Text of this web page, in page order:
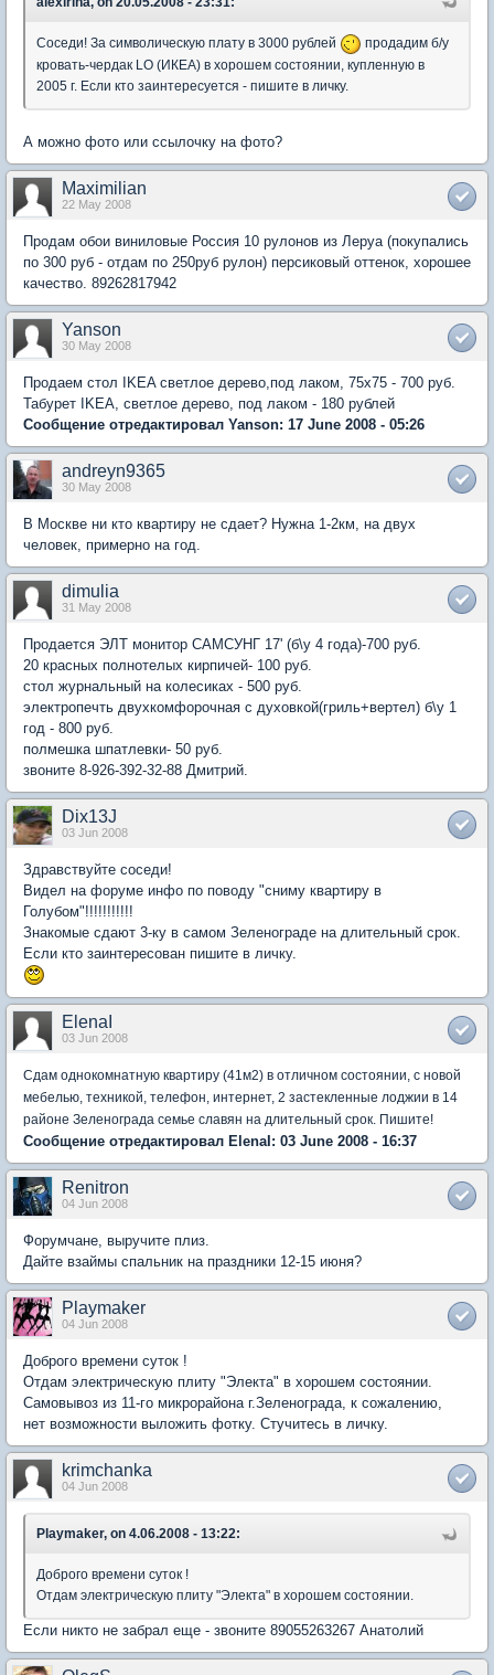
Соседи! За символическую плату в 3000 рублей
продадим б/у
кровать-чердак LO (ИКЕА) в хорошем состоянии, купленную в
2005 г. Если кто заинтересуется - пишите в личку.
А можно фото или ссылочку на фото?
Maximilian
22 May 2008
Продам обои виниловые Россия 10 рулонов из Леруа (покупались
по 300 руб - отдам по 250руб рулон) персиковый оттенок, хорошее
качество. 89262817942
Yanson
30 May 2008
Продаем стол IKEA светлое дерево,под лаком, 75х75 - 700 руб.
Табурет IKEA, светлое дерево, под лаком - 180 рублей
Сообщение отредактировал Yanson: 17 June 2008 - 05:26
andreyn9365
30 May 2008
В Москве ни кто квартиру не сдает? Нужна 1-2км, на двух
человек, примерно на год.
dimulia
31 May 2008
Продается ЭЛТ монитор САМСУНГ 17' (б\у 4 года)-700 руб.
20 красных полнотелых кирпичей- 100 руб.
стол журнальный на колесиках - 500 руб.
электропечть двухкомфорочная с духовкой(гриль+вертел) б\у 1
год - 800 руб.
полмешка шпатлевки- 50 руб.
звоните 8-926-392-32-88 Дмитрий.
Dix13J
03 Jun 2008
Здравствуйте соседи!
Видел на форуме инфо по поводу "сниму квартиру в
Голубом"!!!!!!!!!!!
Знакомые сдают 3-ку в самом Зеленограде на длительный срок.
Если кто заинтересован пишите в личку.
ElenaI
03 Jun 2008
Cдам однокомнатную квартиру (41м2) в отличном состоянии, с новой
мебелью, техникой, телефон, интернет, 2 застекленные лоджии в 14
районе Зеленограда семье славян на длительный срок. Пишите!
Сообщение отредактировал ElenaI: 03 June 2008 - 16:37
Renitron
04 Jun 2008
Форумчане, выручите плиз.
Дайте взаймы спальник на праздники 12-15 июня?
Playmaker
04 Jun 2008
Доброго времени суток !
Отдам электрическую плиту "Электа" в хорошем состоянии.
Самовывоз из 11-го микрорайона г.Зеленограда, к сожалению,
нет возможности выложить фотку. Стучитесь в личку.
krimchanka
04 Jun 2008
Playmaker, on 4.06.2008 - 13:22:
Доброго времени суток !
Отдам электрическую плиту "Электа" в хорошем состоянии.
Если никто не забрал еще - звоните 89055263267 Анатолий